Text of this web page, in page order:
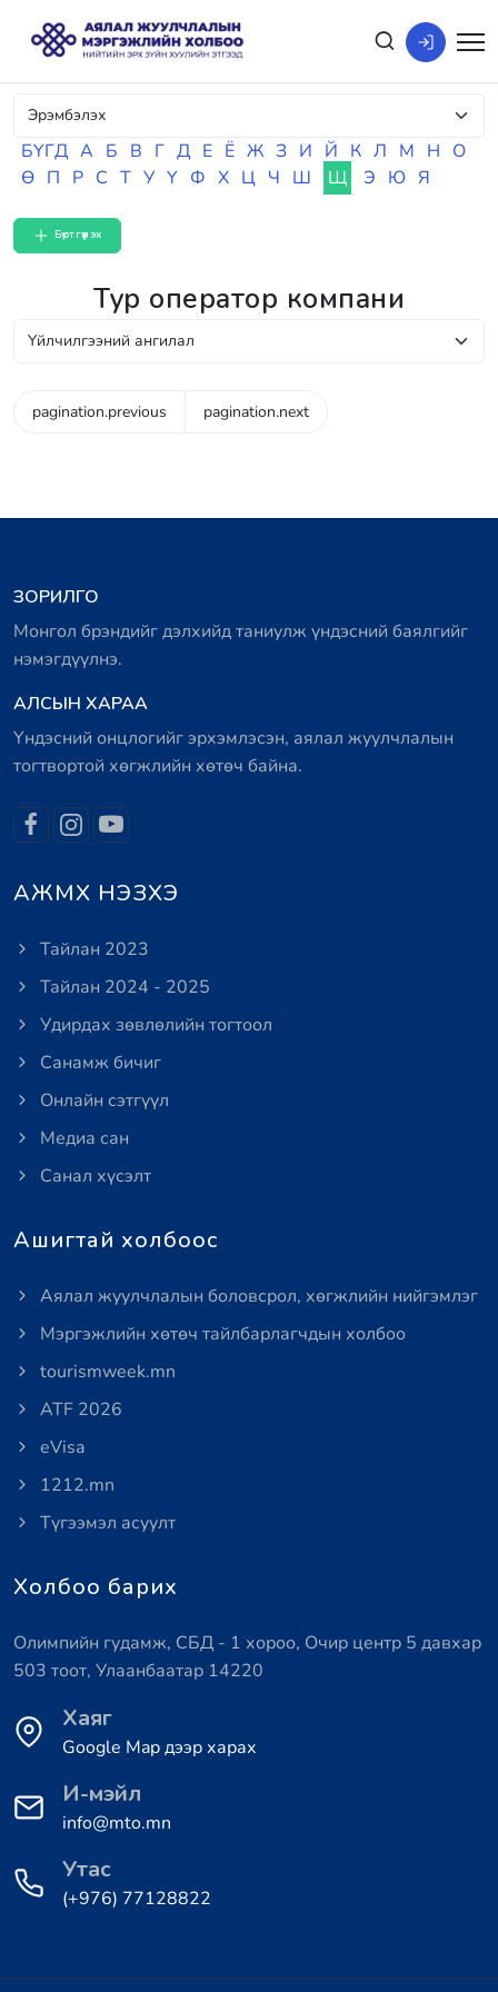
БҮГД А Б В Г Д Е Ё Ж З И Й К Л М Н О
Ө П Р С Т У Ү Ф Х Ц Ч Ш Щ Э Ю Я
Бүртгүүлэх
Тур оператор компани
pagination.previous pagination.next
ЗОРИЛГО
Монгол брэндийг дэлхийд таниулж үндэсний баялгийг
нэмэгдүүлнэ.
АЛСЫН ХАРАА
Үндэсний онцлогийг эрхэмлэсэн, аялал жуулчлалын
тогтвортой хөгжлийн хөтөч байна.
АЖМХ НЭЗХЭ
Тайлан 2023
Тайлан 2024 - 2025
Удирдах зөвлөлийн тогтоол
Санамж бичиг
Онлайн сэтгүүл
Медиа сан
Санал хүсэлт
Ашигтай холбоос
Аялал жуулчлалын боловсрол, хөгжлийн нийгэмлэг
Мэргэжлийн хөтөч тайлбарлагчдын холбоо
tourismweek.mn
ATF 2026
eVisa
1212.mn
Түгээмэл асуулт
Холбоо барих
Олимпийн гудамж, СБД - 1 хороо, Очир центр 5 давхар
503 тоот, Улаанбаатар 14220
Хаяг
Google Map дээр харах
И-мэйл
info@mto.mn
Утас
(+976) 77128822